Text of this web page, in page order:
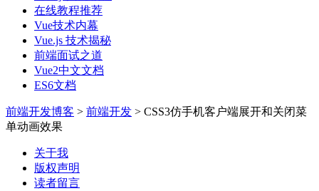
在线教程推荐
Vue技术内幕
Vue.js 技术揭秘
前端面试之道
Vue2中文文档
ES6文档
前端开发博客 > 前端开发 > CSS3仿手机客户端展开和关闭菜
单动画效果
关于我
版权声明
读者留言